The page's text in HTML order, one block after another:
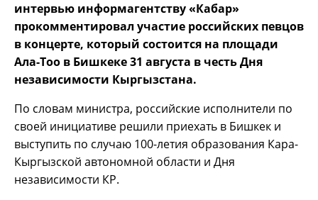
интервью информагентству «Кабар»
прокомментировал участие российских певцов
в концерте, который состоится на площади
Ала-Тоо в Бишкеке 31 августа в честь Дня
независимости Кыргызстана.
По словам министра, российские исполнители по
своей инициативе решили приехать в Бишкек и
выступить по случаю 100-летия образования Кара-
Кыргызской автономной области и Дня
независимости КР.